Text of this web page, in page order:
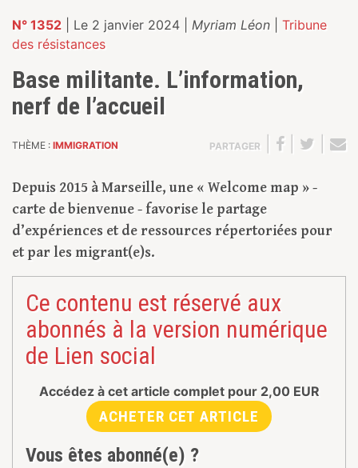
N° 1352 | Le 2 janvier 2024 | Myriam Léon
Tribune
des résistances
Base militante. L’information,
nerf de l’accueil
THÈME : IMMIGRATION PARTAGER
Depuis 2015 à Marseille, une « Welcome map » -
carte de bienvenue - favorise le partage
d’expériences et de ressources répertoriées pour
et par les migrant(e)s.
Ce contenu est réservé aux
abonnés à la version numérique
de Lien social
Accédez à cet article complet pour 2,00 EUR
ACHETER CET ARTICLE
Vous êtes abonné(e) ?